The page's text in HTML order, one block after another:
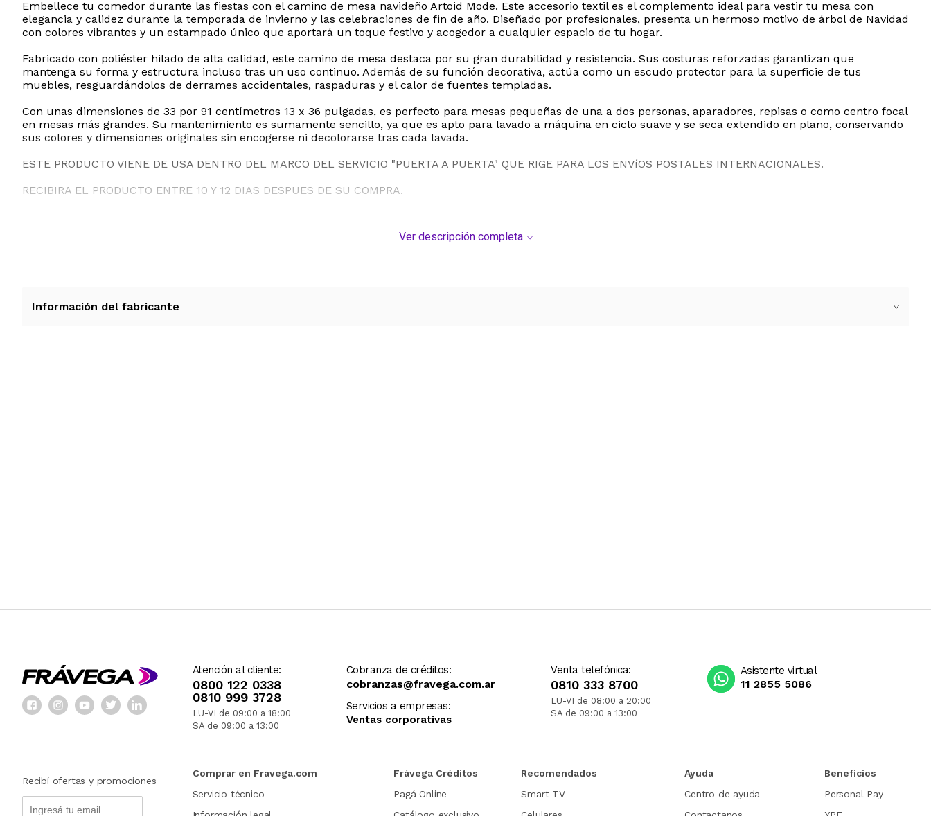
Embellece tu comedor durante las fiestas con el camino de mesa navideño Artoid Mode. Este accesorio textil es el complemento ideal para vestir tu mesa con
elegancia y calidez durante la temporada de invierno y las celebraciones de fin de año. Diseñado por profesionales, presenta un hermoso motivo de árbol de Navidad
con colores vibrantes y un estampado único que aportará un toque festivo y acogedor a cualquier espacio de tu hogar.
Fabricado con poliéster hilado de alta calidad, este camino de mesa destaca por su gran durabilidad y resistencia. Sus costuras reforzadas garantizan que
mantenga su forma y estructura incluso tras un uso continuo. Además de su función decorativa, actúa como un escudo protector para la superficie de tus
muebles, resguardándolos de derrames accidentales, raspaduras y el calor de fuentes templadas.
Con unas dimensiones de 33 por 91 centímetros 13 x 36 pulgadas, es perfecto para mesas pequeñas de una a dos personas, aparadores, repisas o como centro focal
en mesas más grandes. Su mantenimiento es sumamente sencillo, ya que es apto para lavado a máquina en ciclo suave y se seca extendido en plano, conservando
sus colores y dimensiones originales sin encogerse ni decolorarse tras cada lavada.
ESTE PRODUCTO VIENE DE USA DENTRO DEL MARCO DEL SERVICIO "PUERTA A PUERTA" QUE RIGE PARA LOS ENVíOS POSTALES INTERNACIONALES.
RECIBIRA EL PRODUCTO ENTRE 10 Y 12 DIAS DESPUES DE SU COMPRA.
Ver descripción completa
Información del fabricante
Atención al cliente:
0800 122 0338
0810 999 3728
LU-VI de 09:00 a 18:00
SA de 09:00 a 13:00
Cobranza de créditos:
cobranzas@fravega.com.ar
Servicios a empresas:
Ventas corporativas
Venta telefónica:
0810 333 8700
LU-VI de 08:00 a 20:00
SA de 09:00 a 13:00
Asistente virtual
11 2855 5086
Recibí ofertas y promociones
Comprar en Fravega.com
Servicio técnico
Frávega Créditos
Pagá Online
Recomendados
Smart TV
Ayuda
Centro de ayuda
Beneficios
Personal Pay